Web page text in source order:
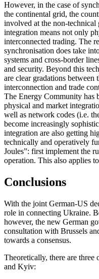
However, in the case of
the continental grid, the
involved at the non-
integration means not only
interconnected trading. The
synchronisation does take
systems and cross-border
and secu­rity. Beyond this
are clear gradations
inter­connection and trade
The Energy Community has
physical and market
well as network codes (i.e.
become increasingly
integration are also getting
technically and operatively
Joules”: first im­plement the
operation. This also applies
Conclusions
With the joint German-US
role in connecting Ukraine.
however, the new German
consultation with Brussels
towards a consensus.
Theoretically, there are
and Kyiv: